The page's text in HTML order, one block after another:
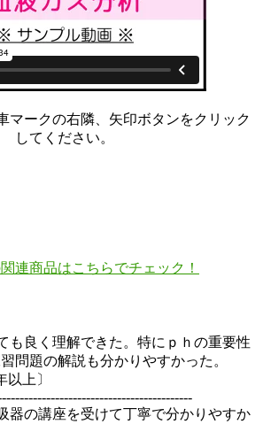
マークの右隣、矢印ボタンをクリック
してください。
連商品はこちらでチェック！
も良く理解できた。特にｐｈの重要性
問題の解説も分かりやすかった。
上〕
器の講座を受けて丁寧で分かりやすか